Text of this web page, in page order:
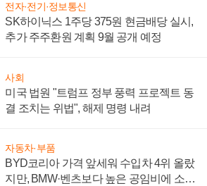
전자·전기·정보통신
SK하이닉스 1주당 375원 현금배당 실시,
추가 주주환원 계획 9월 공개 예정
사회
미국 법원 "트럼프 정부 풍력 프로젝트 동
결 조치는 위법", 해제 명령 내려
자동차·부품
BYD코리아 가격 앞세워 수입차 4위 올랐
지만, BMW·벤츠보다 높은 공임비에 소비